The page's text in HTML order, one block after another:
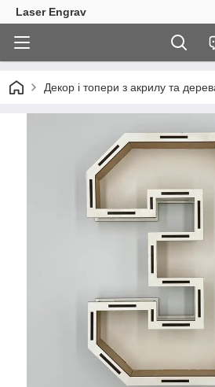
Laser Engrav
Декор і топери з акрилу та